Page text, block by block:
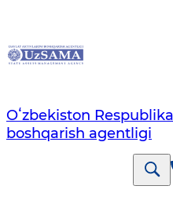
Oʻzbekiston
boshqarish agentligi